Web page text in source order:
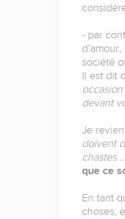
- par
société
Il est dit
devant
Je
doivent
chastes
que ce
En tant
choses,